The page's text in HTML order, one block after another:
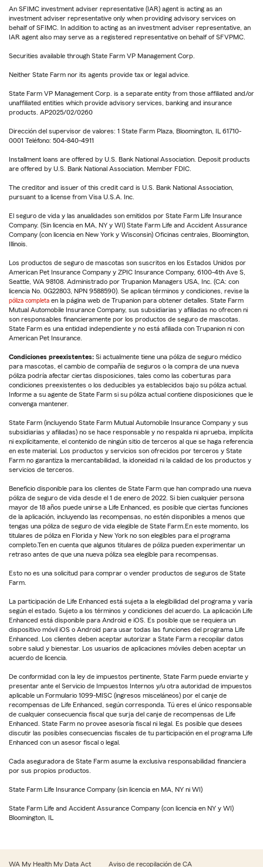
An SFIMC investment adviser representative (IAR) agent is acting as an
investment adviser representative only when providing advisory services on
behalf of SFIMC. In addition to acting as an investment adviser representative, an
IAR agent also may serve as a registered representative on behalf of SFVPMC.
Securities available through State Farm VP Management Corp.
Neither State Farm nor its agents provide tax or legal advice.
State Farm VP Management Corp. is a separate entity from those affiliated and/or
unaffiliated entities which provide advisory services, banking and insurance
products. AP2025/02/0260
Dirección del supervisor de valores: 1 State Farm Plaza, Bloomington, IL 61710-
0001 Teléfono: 504-840-4911
Installment loans are offered by U.S. Bank National Association. Deposit products
are offered by U.S. Bank National Association. Member FDIC.
The creditor and issuer of this credit card is U.S. Bank National Association,
pursuant to a license from Visa U.S.A. Inc.
El seguro de vida y las anualidades son emitidos por State Farm Life Insurance
Company. (Sin licencia en MA, NY y WI) State Farm Life and Accident Assurance
Company (con licencia en New York y Wisconsin) Oficinas centrales, Bloomington,
Illinois.
Los productos de seguro de mascotas son suscritos en los Estados Unidos por
American Pet Insurance Company y ZPIC Insurance Company, 6100-4th Ave S,
Seattle, WA 98108. Administrado por Trupanion Managers USA, Inc. (CA: con
licencia No. 0G22803, NPN 9588590). Se aplican términos y condiciones, revise la
póliza completa en la página web de Trupanion para obtener detalles. State Farm
Mutual Automobile Insurance Company, sus subsidiarias y afiliadas no ofrecen ni
son responsables financieramente por los productos de seguro de mascotas.
State Farm es una entidad independiente y no está afiliada con Trupanion ni con
American Pet Insurance.
Condiciones preexistentes: Si actualmente tiene una póliza de seguro médico
para mascotas, el cambio de compañía de seguros o la compra de una nueva
póliza podría afectar ciertas disposiciones, tales como las coberturas para
condiciones preexistentes o los deducibles ya establecidos bajo su póliza actual.
Informe a su agente de State Farm si su póliza actual contiene disposiciones que le
convenga mantener.
State Farm (incluyendo State Farm Mutual Automobile Insurance Company y sus
subsidiarias y afiliadas) no se hace responsable y no respalda ni aprueba, implícita
ni explícitamente, el contenido de ningún sitio de terceros al que se haga referencia
en este material. Los productos y servicios son ofrecidos por terceros y State
Farm no garantiza la mercantabilidad, la idoneidad ni la calidad de los productos y
servicios de terceros.
Beneficio disponible para los clientes de State Farm que han comprado una nueva
póliza de seguro de vida desde el 1 de enero de 2022. Si bien cualquier persona
mayor de 18 años puede unirse a Life Enhanced, es posible que ciertas funciones
de la aplicación, incluyendo las recompensas, no estén disponibles a menos que
tengas una póliza de seguro de vida elegible de State Farm.En este momento, los
titulares de póliza en Florida y New York no son elegibles para el programa
completo.Ten en cuenta que algunos titulares de póliza pueden experimentar un
retraso antes de que una nueva póliza sea elegible para recompensas.
Esto no es una solicitud para comprar o vender productos de seguros de State
Farm.
La participación de Life Enhanced está sujeta a la elegibilidad del programa y varía
según el estado. Sujeto a los términos y condiciones del acuerdo. La aplicación Life
Enhanced está disponible para Android e iOS. Es posible que se requiera un
dispositivo móvil iOS o Android para usar todas las funciones del programa Life
Enhanced. Los clientes deben aceptar autorizar a State Farm a recopilar datos
sobre salud y bienestar. Los usuarios de aplicaciones móviles deben aceptar un
acuerdo de licencia.
De conformidad con la ley de impuestos pertinente, State Farm puede enviarte y
presentar ante el Servicio de Impuestos Internos y/u otra autoridad de impuestos
aplicable un Formulario 1099-MISC (ingresos misceláneos) por el canje de
recompensas de Life Enhanced, según corresponda. Tú eres el único responsable
de cualquier consecuencia fiscal que surja del canje de recompensas de Life
Enhanced. State Farm no provee asesoría fiscal ni legal. Es posible que desees
discutir las posibles consecuencias fiscales de tu participación en el programa Life
Enhanced con un asesor fiscal o legal.
Cada aseguradora de State Farm asume la exclusiva responsabilidad financiera
por sus propios productos.
State Farm Life Insurance Company (sin licencia en MA, NY ni WI)
State Farm Life and Accident Assurance Company (con licencia en NY y WI)
Bloomington, IL
WA My Health My Data Act Aviso de recopilación de CA